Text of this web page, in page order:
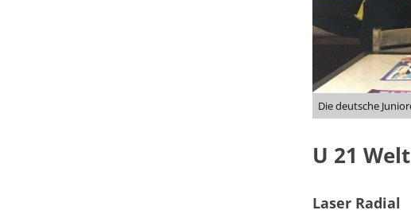
Die deutsche
U 21
Laser Radial